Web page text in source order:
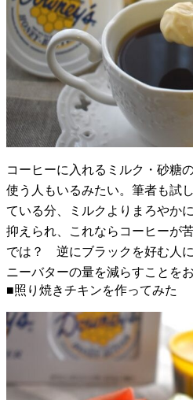
コーヒーに入れるミルク・砂糖
使う人もいるみたい。筆者も試
ている分、ミルクよりまろやか
抑えられ、これならコーヒーが
では？ 逆にブラックを好む人
ニーバターの量を減らすことを
■照り焼きチキンを作ってみた